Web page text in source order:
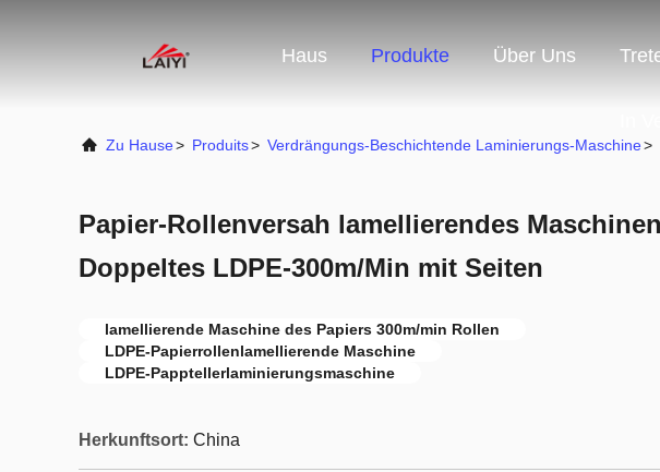
Haus Produkte Über Uns
Zu Hause> Produits> Verdrängungs-Beschichtende Laminierungs-Maschine>
Papier-Rollenversah lamellierendes
Doppeltes LDPE-300m/Min mit Seiten
lamellierende Maschine des Papiers 300m/min Rollen
LDPE-Papierrollenlamellierende Maschine
LDPE-Papptellerlaminierungsmaschine
Herkunftsort: China